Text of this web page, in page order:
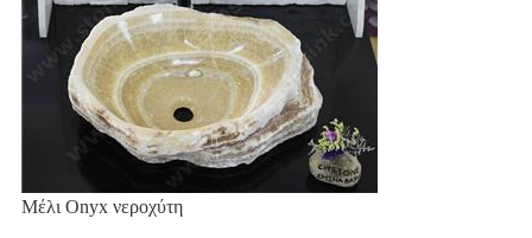
Μέλι Onyx νεροχύτη